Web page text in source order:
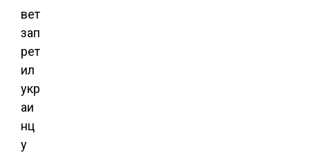
вет
зап
рет
ил
укр
аи
нц
у